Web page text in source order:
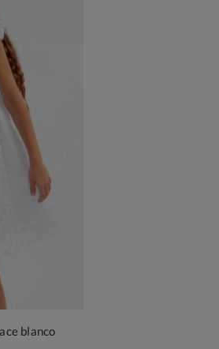
blanco